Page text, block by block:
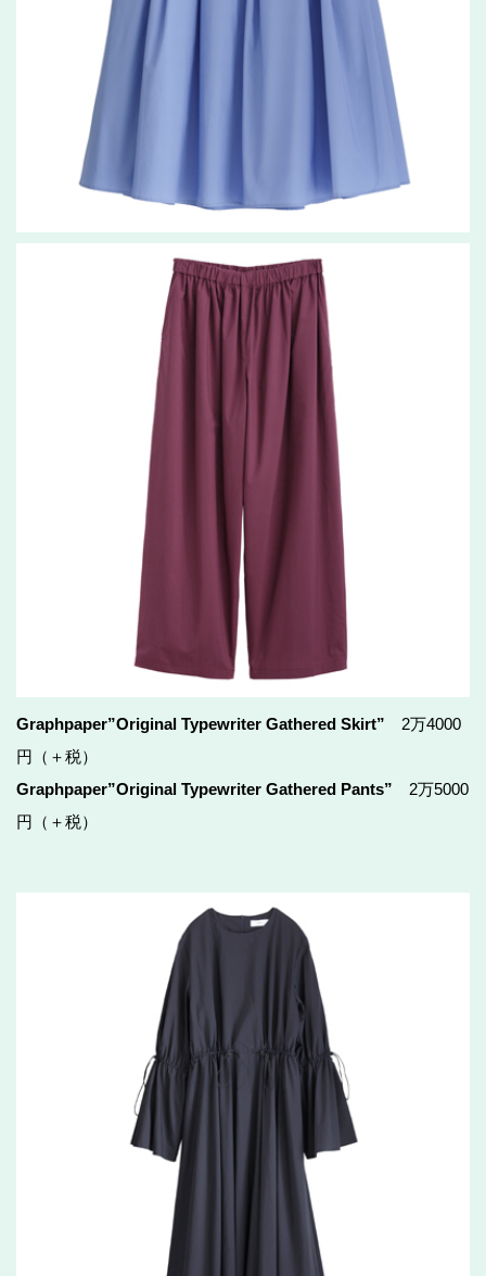
Graphpaper”Original Typewriter Gathered Skirt” 2万4000
円（＋税）
Graphpaper”Original Typewriter Gathered Pants” 2万5000
円（＋税）